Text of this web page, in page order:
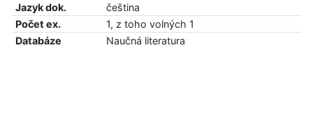
Jazyk dok.
čeština
Počet ex.
1, z toho volných 1
Databáze
Naučná literatura